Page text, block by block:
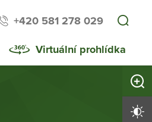
+420 581 278 029
Virtuální prohlídka